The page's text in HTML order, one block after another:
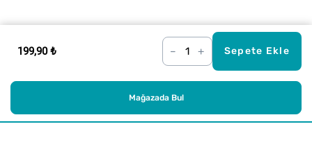
199,90 ₺ – + Sepete Ekle
Mağazada Bul